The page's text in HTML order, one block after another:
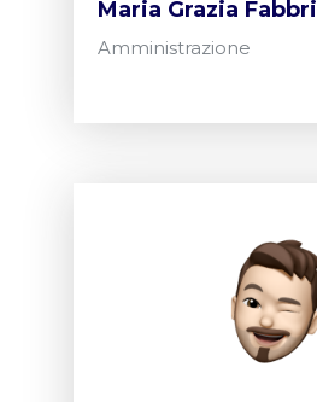
Maria Grazia Fabbri
Amministrazione